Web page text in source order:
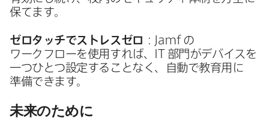
保てます。
ゼロタッチで​ストレスゼロ ： Jamf の​
ワークフローを​使用すれば、
IT 部門が​デバイスを​
一つ​ひとつ設定する​ことなく、​自動で​教育用に​
準備できます。
未来の​ために